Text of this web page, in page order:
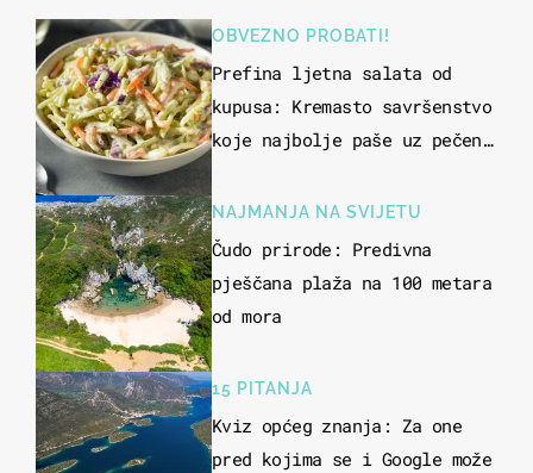
OBVEZNO PROBATI!
Prefina ljetna salata od
kupusa: Kremasto savršenstvo
koje najbolje paše uz pečeno
NAJMANJA NA SVIJETU
Čudo prirode: Predivna
pješčana plaža na 100 metara
od mora
15 PITANJA
Kviz općeg znanja: Za one
pred kojima se i Google može